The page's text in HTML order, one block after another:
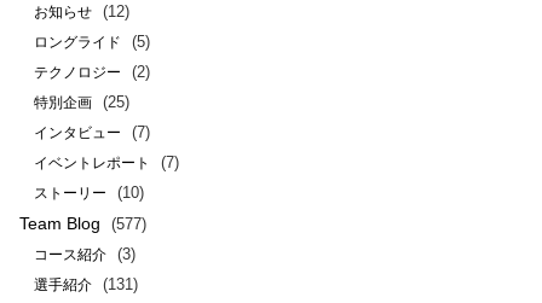
お知らせ (12)
ロングライド (5)
テクノロジー (2)
特別企画 (25)
インタビュー (7)
イベントレポート (7)
ストーリー (10)
Team Blog (577)
コース紹介 (3)
選手紹介 (131)